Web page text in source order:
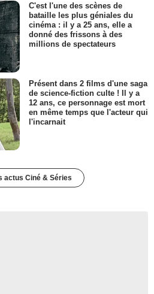
C'est l'une des scènes de
bataille les plus géniales du
cinéma : il y a 25 ans, elle a
donné des frissons à des
millions de spectateurs
Présent dans 2 films d'une saga
de science-fiction culte ! Il y a
12 ans, ce personnage est mort
en même temps que l'acteur qui
l'incarnait
actus Ciné & Séries